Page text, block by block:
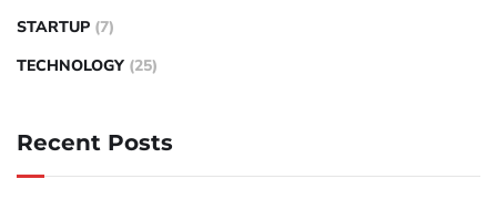
STARTUP (7)
TECHNOLOGY (25)
Recent Posts